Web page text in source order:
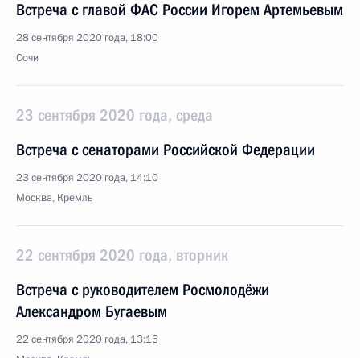
Встреча с главой ФАС России Игорем Артемьевым
28 сентября 2020 года, 18:00
Сочи
23 сентября 2020 года, среда
Встреча с сенаторами Российской Федерации
23 сентября 2020 года, 14:10
Москва, Кремль
22 сентября 2020 года, вторник
Встреча с руководителем Росмолодёжи
Александром Бугаевым
22 сентября 2020 года, 13:15